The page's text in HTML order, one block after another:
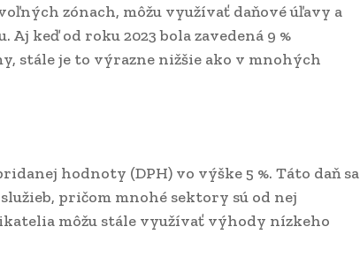
zónach, môžu využívať daňové úľavy a
Aj keď od roku 2023 bola zavedená 9 %
stále je to výrazne nižšie ako v mnohých
hodnoty (DPH) vo výške 5 %. Táto daň sa
pričom mnohé sektory sú od nej
môžu stále využívať výhody nízkeho